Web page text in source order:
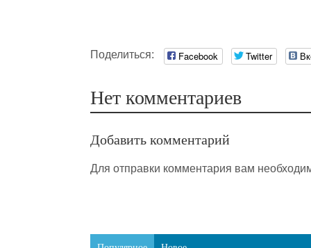
Поделиться: Facebook Twitter
Нет комментариев
Добавить комментарий
Для отправки комментария вам